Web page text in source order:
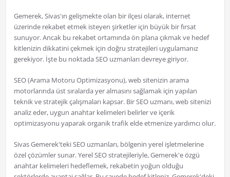
Gemerek, Sivas'ın gelişmekte olan bir ilçesi olarak, internet
üzerinde rekabet etmek isteyen şirketler için büyük bir fırsat
sunuyor. Ancak bu rekabet ortamında ön plana çıkmak ve hedef
kitlenizin dikkatini çekmek için doğru stratejileri uygulamanız
gerekiyor. İşte bu noktada SEO uzmanları devreye giriyor.
SEO (Arama Motoru Optimizasyonu), web sitenizin arama
motorlarında üst sıralarda yer almasını sağlamak için yapılan
teknik ve stratejik çalışmaları kapsar. Bir SEO uzmanı, web sitenizi
analiz eder, uygun anahtar kelimeleri belirler ve içerik
optimizasyonu yaparak organik trafik elde etmenize yardımcı olur.
Sivas Gemerek'teki SEO uzmanları, bölgenin yerel işletmelerine
özel çözümler sunar. Yerel SEO stratejileriyle, Gemerek'e özgü
anahtar kelimeleri hedeflemek, rekabetin yoğun olduğu